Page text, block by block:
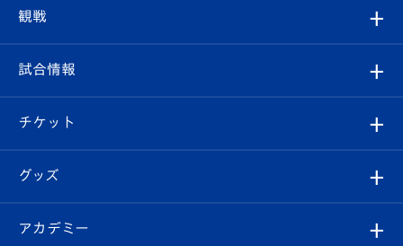
クラブ
試合情報
チケット
イベント
クラブ概要
エンブレム紹介
スタッフプロフィール
観戦
観戦ルール
はじめての観戦ガイド
Revive Team
試合情報
試合日程/結果
フォトギャラリー
チケット
チケット
グッズ
オンラインショップ
アカデミー